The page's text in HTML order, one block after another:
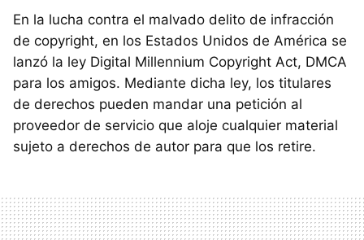
En la lucha contra el malvado delito de infracción
de copyright, en los Estados Unidos de América se
lanzó la ley Digital Millennium Copyright Act, DMCA
para los amigos. Mediante dicha ley, los titulares
de derechos pueden mandar una petición al
proveedor de servicio que aloje cualquier material
sujeto a derechos de autor para que los retire.